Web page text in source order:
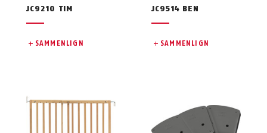
JC9210 TIM
SAMMENLIGN
JC9514 BEN
SAMMENLIGN